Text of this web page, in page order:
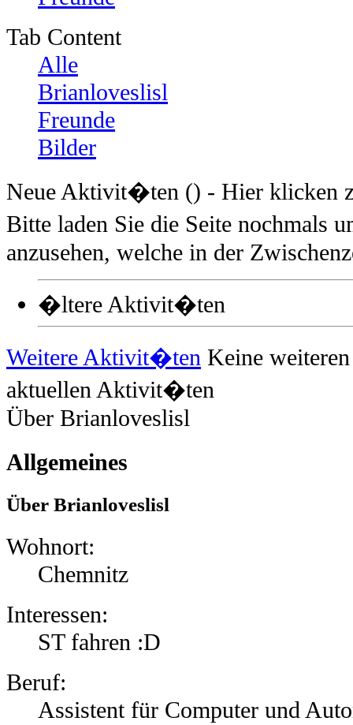
Tab Content
Alle
Brianloveslisl
Freunde
Bilder
Neue Aktivit�ten () - Hier klicken
Bitte laden Sie die Seite nochmals
anzusehen, welche in der
�ltere Aktivit�ten
Weitere Aktivit�ten Keine
aktuellen Aktivit�ten
Über Brianloveslisl
Allgemeines
Über Brianloveslisl
Wohnort:
Chemnitz
Interessen:
ST fahren :D
Beruf:
Assistent für Computer und